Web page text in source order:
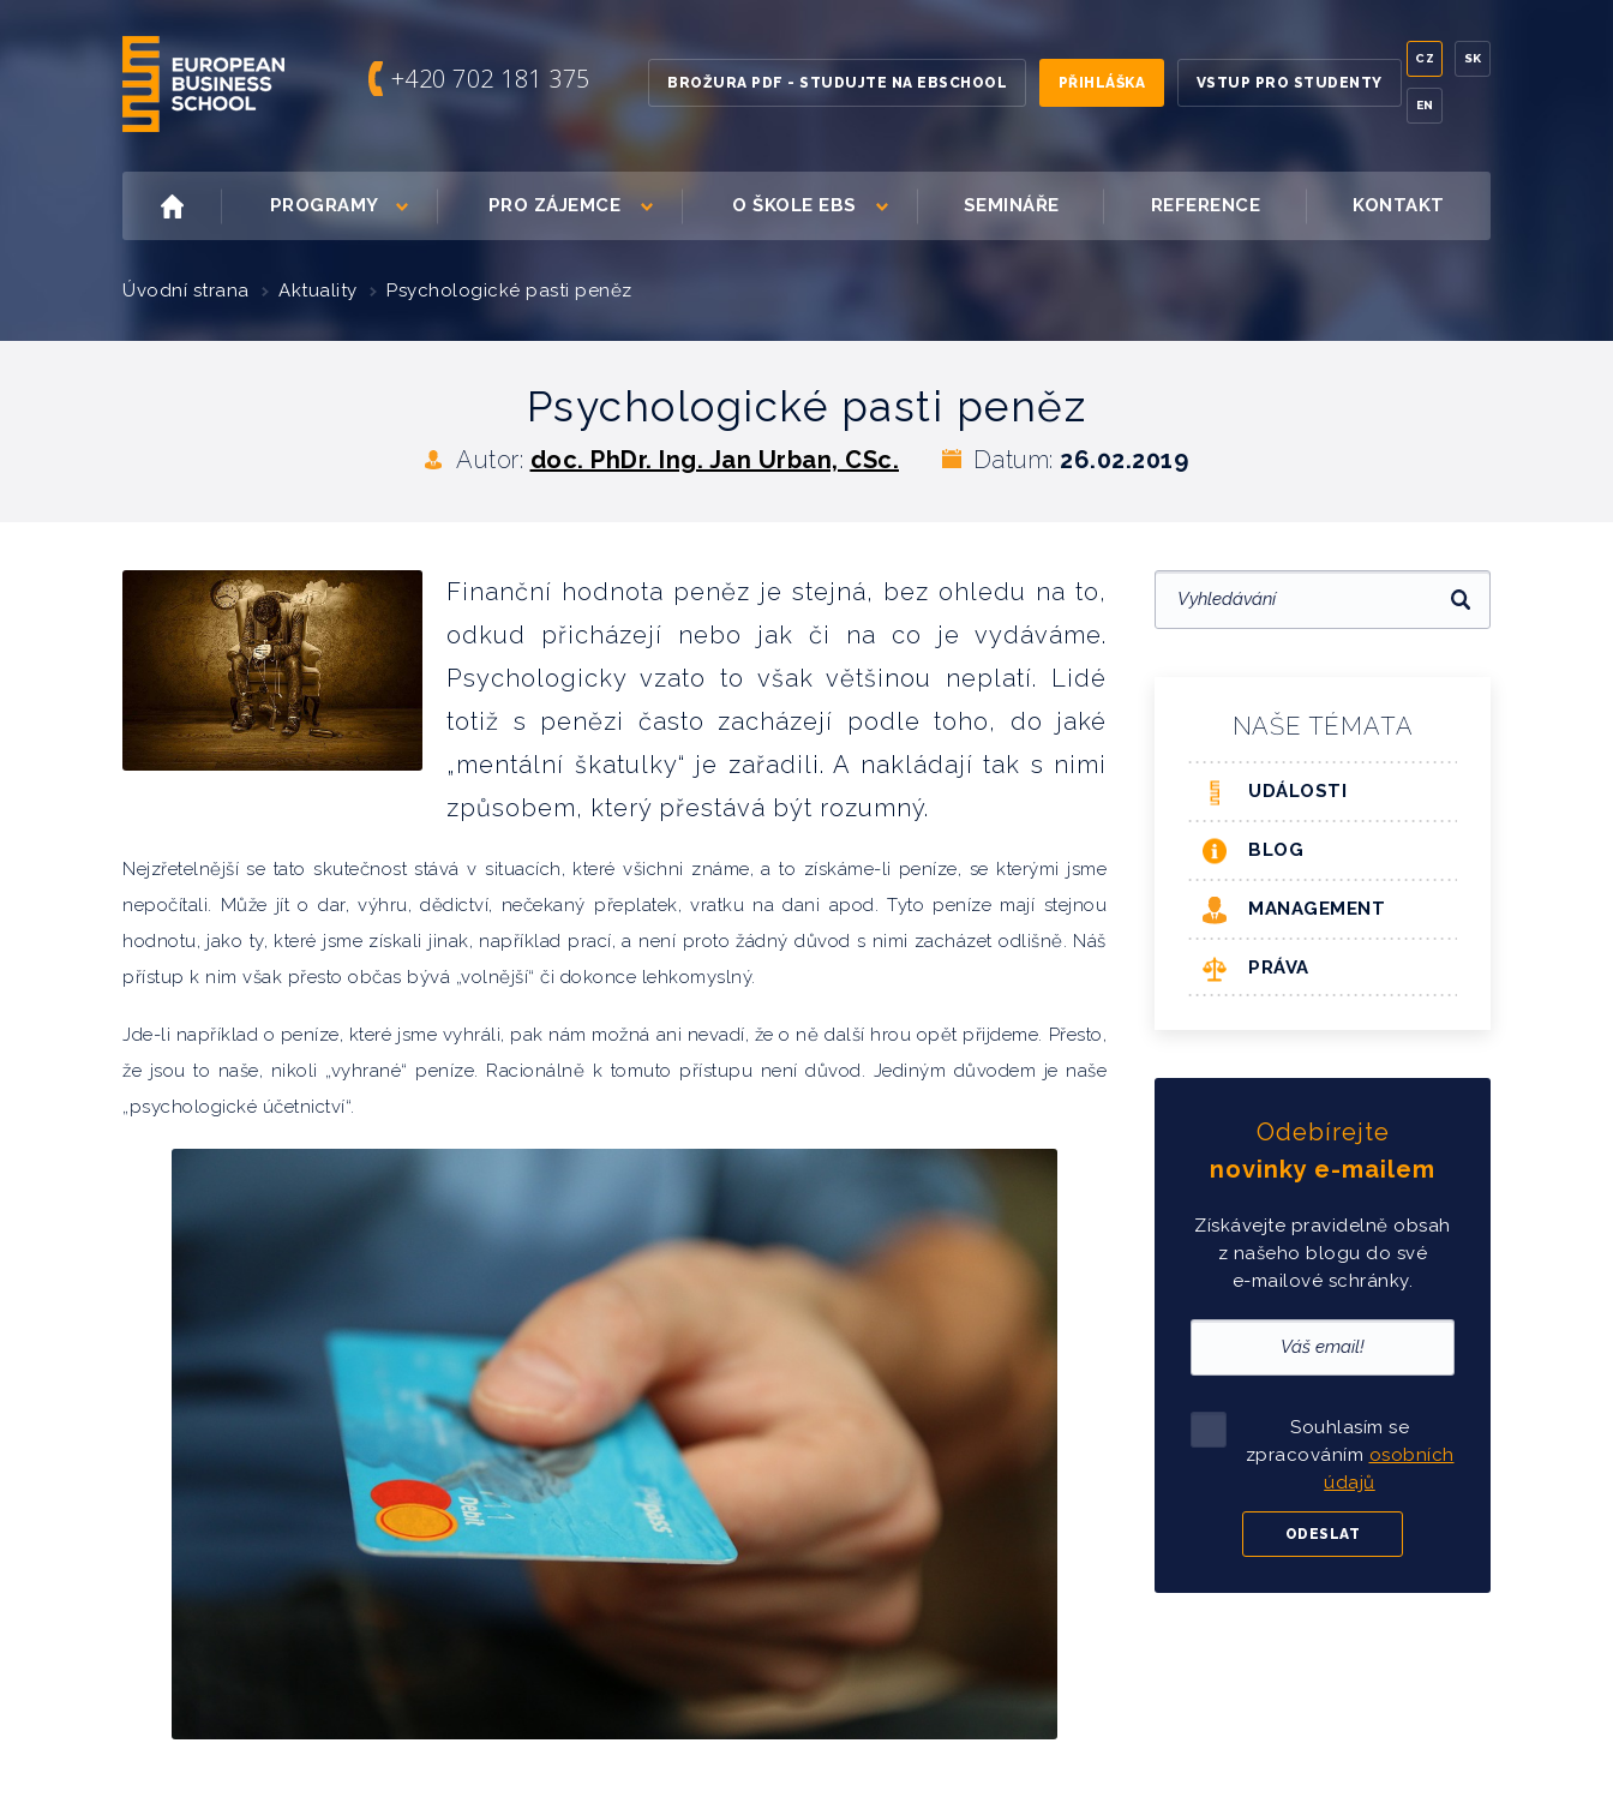
+420 702 181 375 BROŽURA PDF - STUDUJTE NA EBSCHOOL PŘIHLÁŠKA VSTUP PRO STUDENTY
CZ
EN
SK
PROGRAMY PRO ZÁJEMCE O ŠKOLE EBS SEMINÁŘE REFERENCE KONTAKT
Úvodní strana Aktuality Psychologické pasti peněz
Psychologické pasti peněz
Autor: doc. PhDr. Ing. Jan Urban, CSc. Datum: 26.02.2019
Finanční hodnota peněz je stejná, bez ohledu na to,
odkud přicházejí nebo jak či na co je vydáváme.
Psychologicky vzato to však většinou neplatí. Lidé
totiž s penězi často zacházejí podle toho, do jaké
„mentální škatulky“ je zařadili. A nakládají tak s nimi
způsobem, který přestává být rozumný.
Nejzřetelnější se tato skutečnost stává v situacích, které všichni známe, a to získáme-li peníze, se kterými jsme
nepočítali. Může jít o dar, výhru, dědictví, nečekaný přeplatek, vratku na dani apod. Tyto peníze mají stejnou
hodnotu, jako ty, které jsme získali jinak, například prací, a není proto žádný důvod s nimi zacházet odlišně. Náš
přístup k nim však přesto občas bývá „volnější“ či dokonce lehkomyslný.
Jde-li například o peníze, které jsme vyhráli, pak nám možná ani nevadí, že o ně další hrou opět přijdeme. Přesto,
že jsou to naše, nikoli „vyhrané“ peníze. Racionálně k tomuto přístupu není důvod. Jediným důvodem je naše
„psychologické účetnictví“.
NAŠE TÉMATA
UDÁLOSTI
BLOG
MANAGEMENT
PRÁVA
Odebírejte
novinky e-mailem
Získávejte pravidelně obsah
z našeho blogu do své
e-mailové schránky.
Souhlasím se
zpracováním osobních
údajů